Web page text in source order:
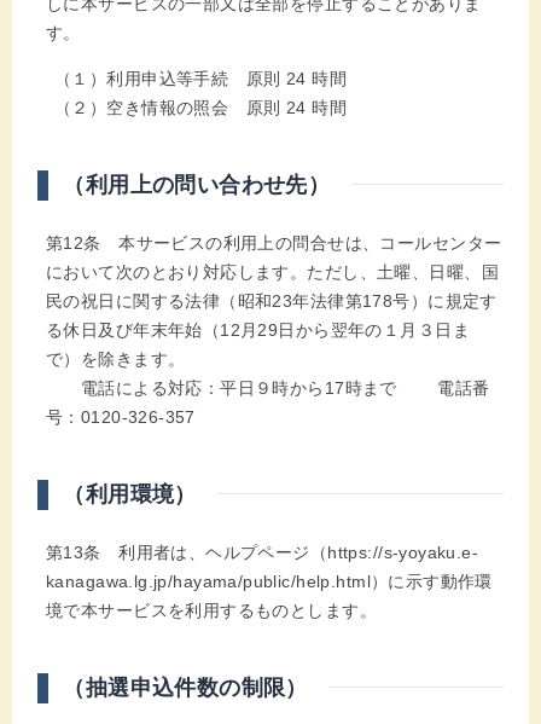
しに本サービスの一部又は全部を停止することがありま
す。
（１）利用申込等手続 原則 24 時間
（２）空き情報の照会 原則 24 時間
（利用上の問い合わせ先）
第12条 本サービスの利用上の問合せは、コールセンター
において次のとおり対応します。ただし、土曜、日曜、国
民の祝日に関する法律（昭和23年法律第178号）に規定す
る休日及び年末年始（12月29日から翌年の１月３日ま
で）を除きます。
電話による対応：平日９時から17時まで 電話番
号：0120-326-357
（利用環境）
第13条 利用者は、ヘルプページ（https://s-yoyaku.e-
kanagawa.lg.jp/hayama/public/help.html）に示す動作環
境で本サービスを利用するものとします。
（抽選申込件数の制限）